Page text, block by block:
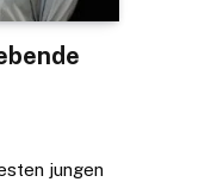
jungen